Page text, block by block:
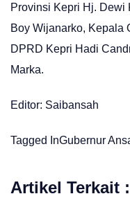
Provinsi Kepri Hj. Dewi
Boy Wijanarko, Kepala
DPRD Kepri Hadi
Marka.
Editor: Saibansah
Tagged InGubernur
Artikel Terkait :